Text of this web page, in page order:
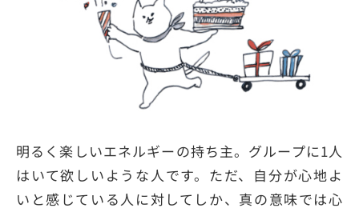
明るく楽しいエネルギーの持ち主。グループに1人
はいて欲しいような人です。ただ、自分が心地よ
いと感じている人に対してしか、真の意味では心